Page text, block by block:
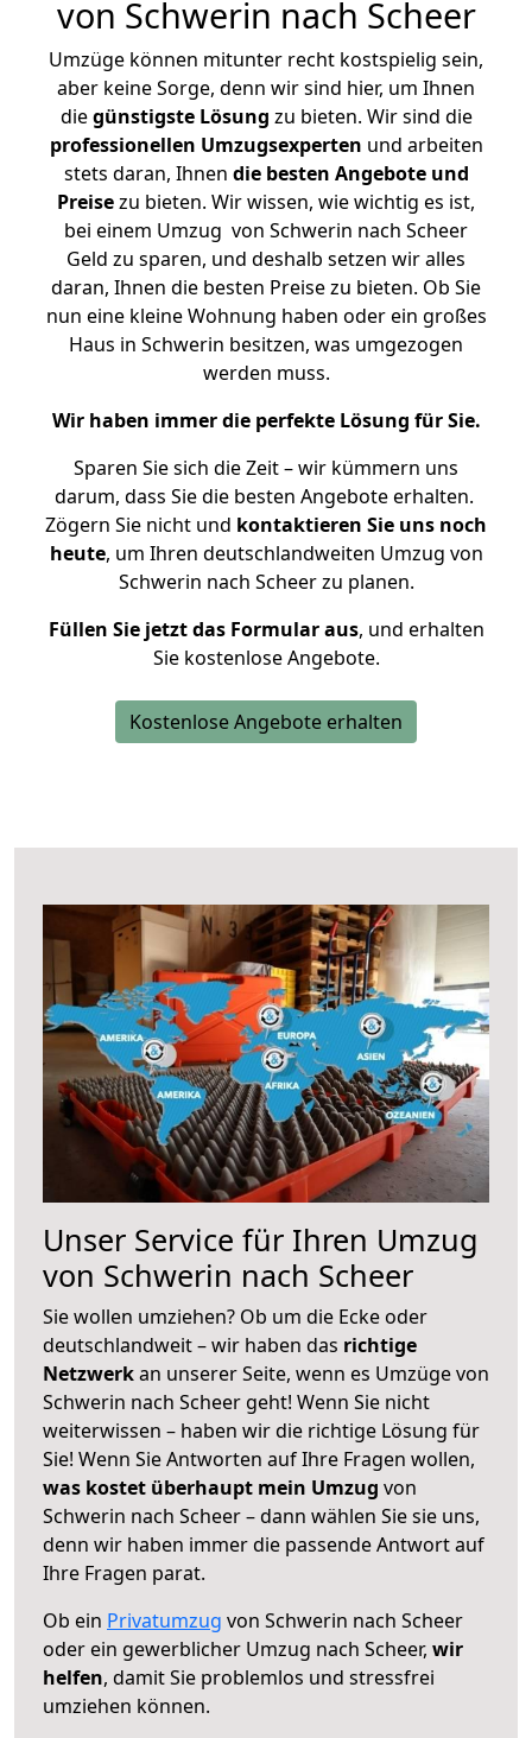
von Schwerin nach Scheer
Umzüge können mitunter recht kostspielig sein,
aber keine Sorge, denn wir sind hier, um Ihnen
diegünstigste Lösung zu bieten. Wir sind die
professionellen Umzugsexperten und arbeiten
stets daran, Ihnen die besten Angebote und
Preisezu bieten. Wir wissen, wie wichtig es ist,
bei einem Umzug von Schwerin nach Scheer
Geld zu sparen, und deshalb setzen wir alles
daran, Ihnen die besten Preise zu bieten. Ob Sie
nun eine kleine Wohnung haben oder ein großes
Haus in Schwerin besitzen, was umgezogen
werden muss.
Wir haben immer die perfekte Lösung für Sie.
Sparen Sie sich die Zeit – wir kümmern uns
darum, dass Sie die besten Angebote erhalten.
Zögern Sie nicht und kontaktieren Sie uns noch
heute, um Ihren deutschlandweiten Umzug von
Schwerin nach Scheer zu planen.
Füllen Sie jetzt das Formular aus, und erhalten
Sie kostenlose Angebote.
Kostenlose Angebote erhalten
Unser Service für Ihren Umzug
von Schwerin nach Scheer
Sie wollen umziehen? Ob um die Ecke oder
deutschlandweit – wir haben das richtige
Netzwerkan unserer Seite, wenn es Umzüge von
Schwerin nach Scheer geht! Wenn Sie nicht
weiterwissen – haben wir die richtige Lösung für
Sie! Wenn Sie Antworten auf Ihre Fragen wollen,
was kostet überhaupt mein Umzug von
Schwerin nach Scheer – dann wählen Sie sie uns,
denn wir haben immer die passende Antwort auf
Ihre Fragen parat.
Ob ein Privatumzug von Schwerin nach Scheer
oder ein gewerblicher Umzug nach Scheer, wir
helfen, damit Sie problemlos und stressfrei
umziehen können.